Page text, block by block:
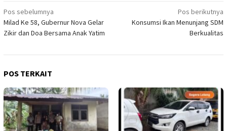
Navigasi
pos
Pos sebelumnya
Milad Ke 58, Gubernur Nova Gelar
Zikir dan Doa Bersama Anak Yatim
Pos berikutnya
Konsumsi Ikan Menunjang SDM
Berkualitas
POS TERKAIT